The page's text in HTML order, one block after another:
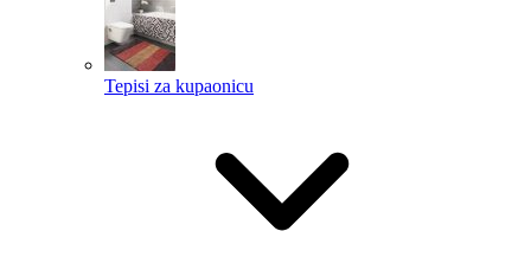
Tepisi za kupaonicu